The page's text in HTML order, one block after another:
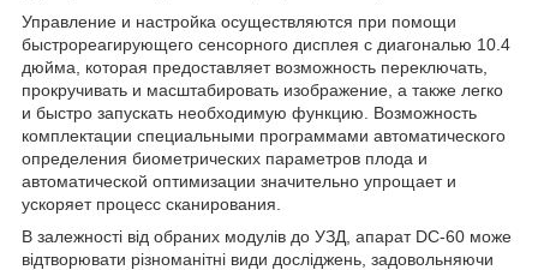
Управление и настройка осуществляются при помощи
быстрореагирующего сенсорного дисплея с диагональю 10.4
дюйма, которая предоставляет возможность переключать,
прокручивать и масштабировать изображение, а также легко
и быстро запускать необходимую функцию. Возможность
комплектации специальными программами автоматического
определения биометрических параметров плода и
автоматической оптимизации значительно упрощает и
ускоряет процесс сканирования.
В залежності від обраних модулів до УЗД, апарат DC-60 може
відтворювати різноманітні види досліджень, задовольняючи